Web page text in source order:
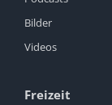
Bilder
Videos
Freizeit